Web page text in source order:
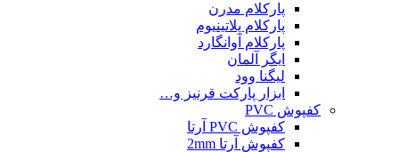
پارکلام مدرن
پارکلام پلاتینیوم
پارکلام آوانگارد
ایگر آلمان
لیگنا وود
ابزار پارکت قرنیز و…
کفپوش PVC
کفپوش PVC آرتا
کفپوش آرتا 2mm